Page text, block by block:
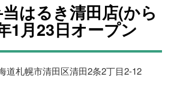
はるき清田店(から
1月23日オープン
道札幌市清田区清田2条2丁目2-12